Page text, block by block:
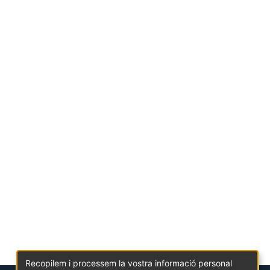
Recopilem i processem la vostra informació personal